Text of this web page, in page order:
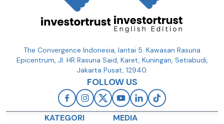
The Convergence Indonesia, lantai 5. Kawasan Rasuna
Epicentrum, Jl. HR Rasuna Said, Karet, Kuningan, Setiabudi,
Jakarta Pusat, 12940.
FOLLOW US
KATEGORI MEDIA